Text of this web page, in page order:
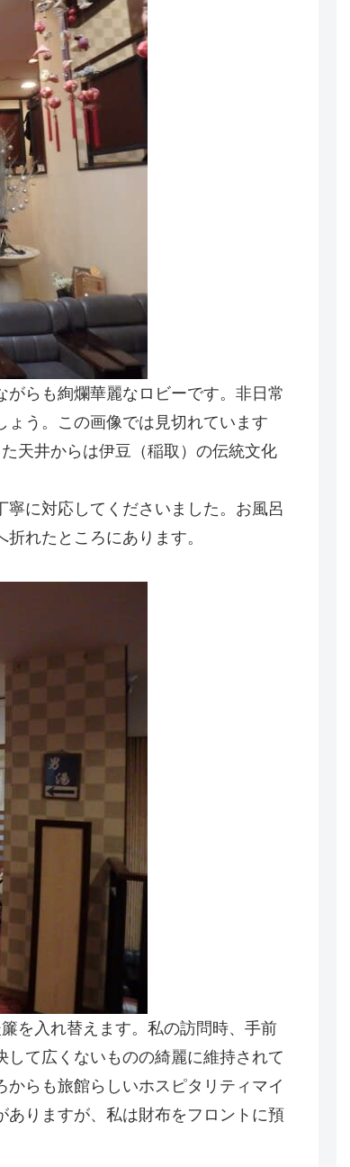
らも絢爛華麗なロビーです。非日常
う。この画像では見切れています
天井からは伊豆（稲取）の伝統文化
に対応してくださいました。お風呂
れたところにあります。
を入れ替えます。私の訪問時、手前
て広くないものの綺麗に維持されて
らも旅館らしいホスピタリティマイ
ありますが、私は財布をフロントに預